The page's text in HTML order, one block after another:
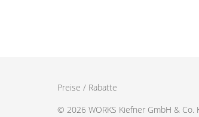
Preise / Rabatte
© 2026 WORKS Kiefner GmbH & Co.